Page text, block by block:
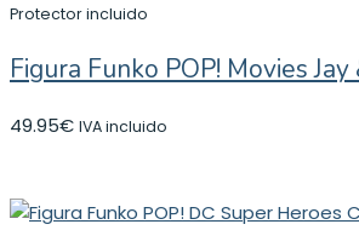
Protector incluido
Figura Funko POP! Movies
49.95€ IVA incluido